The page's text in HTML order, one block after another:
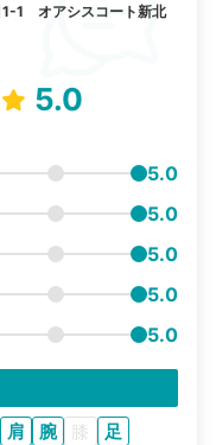
1-1 オアシスコート新北
5.0
5.0
5.0
5.0
5.0
5.0
肩 腕 膝 足